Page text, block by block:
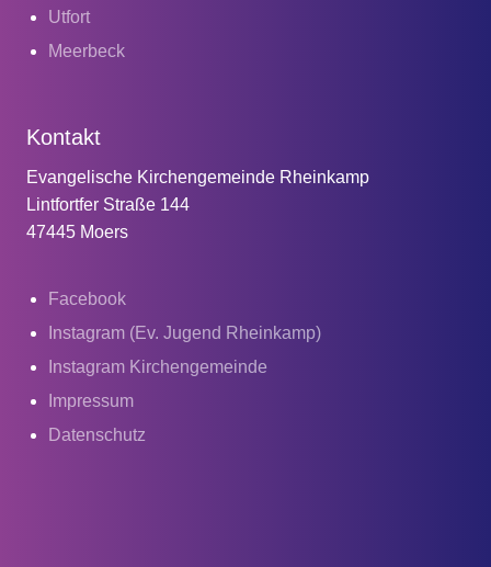
Utfort
Meerbeck
Kontakt
Evangelische Kirchengemeinde Rheinkamp
Lintfortfer Straße 144
47445 Moers
Facebook
Instagram (Ev. Jugend Rheinkamp)
Instagram Kirchengemeinde
Impressum
Datenschutz